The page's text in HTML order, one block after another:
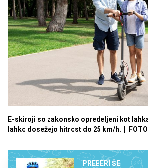
E-skiroji so zakonsko opredeljeni kot
lahko dosežejo hitrost do 25 km/h.
PREBERI ŠE